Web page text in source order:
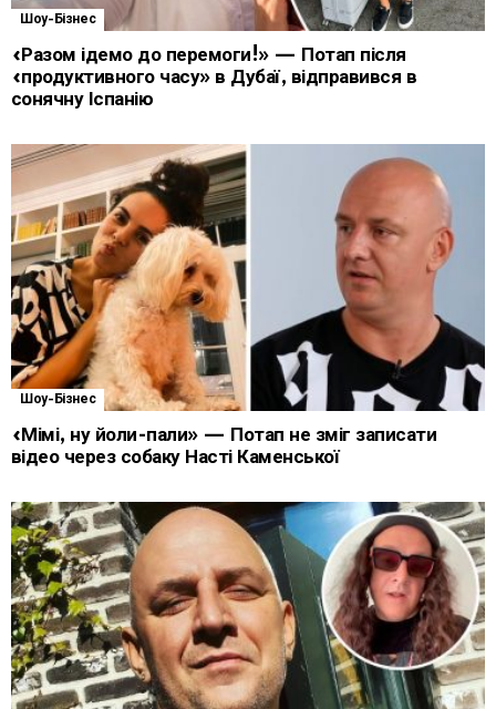
Шоу-Бізнес
«Разом ідемо до перемоги!» — Потап після
«продуктивного часу» в Дубаї, відправився в
сонячну Іспанію
Шоу-Бізнес
«Мімі, ну йоли-пали» — Потап не зміг записати
відео через собаку Насті Каменської